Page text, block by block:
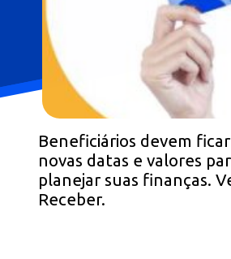
Beneficiários devem
novas datas e valores
planejar suas finanças.
Receber.